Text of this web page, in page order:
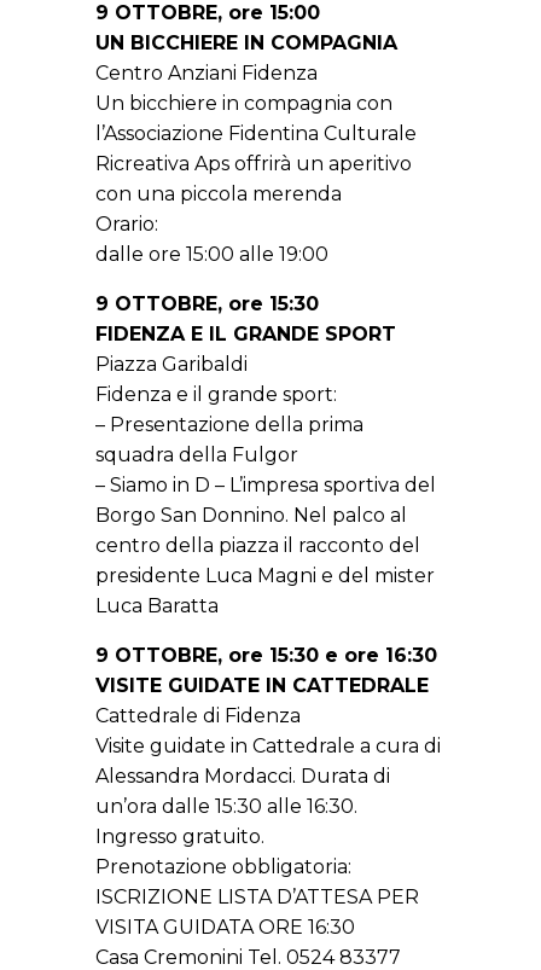
9 OTTOBRE, ore 15:00
UN BICCHIERE IN COMPAGNIA
Centro Anziani Fidenza
Un bicchiere in compagnia con
l’Associazione Fidentina Culturale
Ricreativa Aps offrirà un aperitivo
con una piccola merenda
Orario:
dalle ore 15:00 alle 19:00
9 OTTOBRE, ore 15:30
FIDENZA E IL GRANDE SPORT
Piazza Garibaldi
Fidenza e il grande sport:
– Presentazione della prima
squadra della Fulgor
– Siamo in D – L’impresa sportiva del
Borgo San Donnino. Nel palco al
centro della piazza il racconto del
presidente Luca Magni e del mister
Luca Baratta
9 OTTOBRE, ore 15:30 e ore 16:30
VISITE GUIDATE IN CATTEDRALE
Cattedrale di Fidenza
Visite guidate in Cattedrale a cura di
Alessandra Mordacci. Durata di
un’ora dalle 15:30 alle 16:30.
Ingresso gratuito.
Prenotazione obbligatoria:
ISCRIZIONE LISTA D’ATTESA PER
VISITA GUIDATA ORE 16:30
Casa Cremonini Tel. 0524 83377